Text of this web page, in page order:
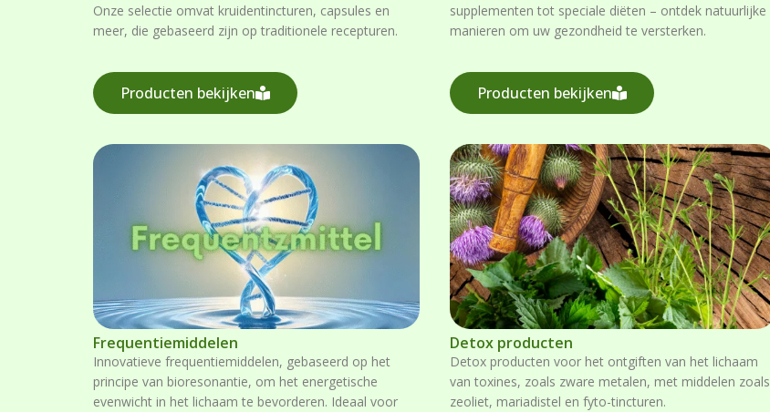
Onze selectie omvat kruidentincturen, capsules en
meer, die gebaseerd zijn op traditionele recepturen.
Producten bekijken
supplementen tot speciale diëten – ontdek natuurlijke
manieren om uw gezondheid te versterken.
Producten bekijken
Frequentiemiddelen
Innovatieve frequentiemiddelen, gebaseerd op het
principe van bioresonantie, om het energetische
evenwicht in het lichaam te bevorderen. Ideaal voor
Detox producten
Detox producten voor het ontgiften van het lichaam
van toxines, zoals zware metalen, met middelen zoals
zeoliet, mariadistel en fyto-tincturen.